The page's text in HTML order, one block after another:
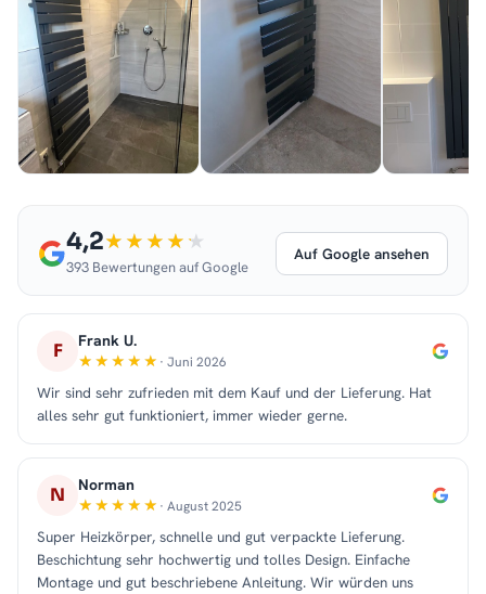
4,2
393 Bewertungen auf Google
Auf Google ansehen
F Frank U.
· Juni 2026
Wir sind sehr zufrieden mit dem Kauf und der Lieferung. Hat
alles sehr gut funktioniert, immer wieder gerne.
N Norman
· August 2025
Super Heizkörper, schnelle und gut verpackte Lieferung.
Beschichtung sehr hochwertig und tolles Design. Einfache
Montage und gut beschriebene Anleitung. Wir würden uns